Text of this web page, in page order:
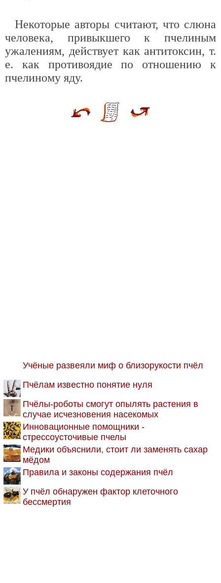
Некоторые авторы считают, что слюна
человека, привыкшего к пчелиным
ужалениям, действует как антитоксин, т.
е. как противоядие по отношению к
пчелиному яду.
Учёные развеяли миф о близорукости пчёл
Пчёлам известно понятие нуля
Пчёлы-роботы смогут опылять растения в
случае исчезновения насекомых
Инновационные помощники -
стрессоусточивые пчелы
Медики объяснили, стоит ли заменять сахар
мёдом
Правила и законы содержания пчёл
У пчёл обнаружен фактор клеточного
бессмертия